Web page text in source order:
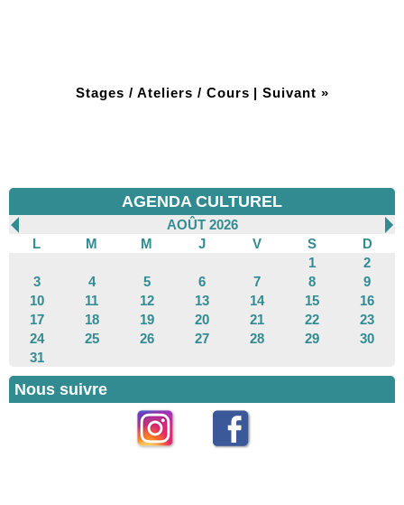
Stages / Ateliers / Cours | Suivant »
AGENDA CULTUREL
AOÛT 2026
L
M M J V S
D
1
2
3
4 5 6 7 8
9
10
11 12 13 14 15
16
17
18 19 20 21 22
23
24
25 26 27 28 29
30
31
Nous suivre